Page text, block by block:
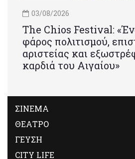
03/08/2026
Τhe Chios Festival:
φάρος πολιτισμού,
αριστείας και
καρδιά του Αιγαίου»
ΣΙΝΕΜΑ
ΘΕΑΤΡΟ
ΓΕΥΣΗ
CITY LIFE